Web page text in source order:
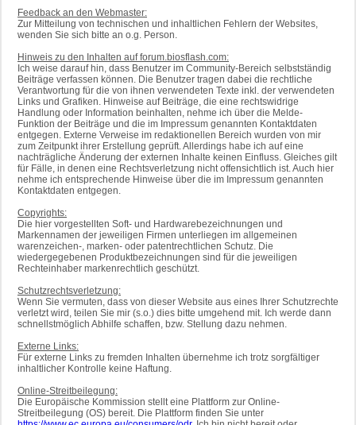
Feedback an den Webmaster:
Zur Mitteilung von technischen und inhaltlichen Fehlern der Websites,
wenden Sie sich bitte an o.g. Person.
Hinweis zu den Inhalten auf forum.biosflash.com:
Ich weise darauf hin, dass Benutzer im Community-Bereich selbstständig
Beiträge verfassen können. Die Benutzer tragen dabei die rechtliche
Verantwortung für die von ihnen verwendeten Texte inkl. der verwendeten
Links und Grafiken. Hinweise auf Beiträge, die eine rechtswidrige
Handlung oder Information beinhalten, nehme ich über die Melde-
Funktion der Beiträge und die im Impressum genannten Kontaktdaten
entgegen. Externe Verweise im redaktionellen Bereich wurden von mir
zum Zeitpunkt ihrer Erstellung geprüft. Allerdings habe ich auf eine
nachträgliche Änderung der externen Inhalte keinen Einfluss. Gleiches gilt
für Fälle, in denen eine Rechtsverletzung nicht offensichtlich ist. Auch hier
nehme ich entsprechende Hinweise über die im Impressum genannten
Kontaktdaten entgegen.
Copyrights:
Die hier vorgestellten Soft- und Hardwarebezeichnungen und
Markennamen der jeweiligen Firmen unterliegen im allgemeinen
warenzeichen-, marken- oder patentrechtlichen Schutz. Die
wiedergegebenen Produktbezeichnungen sind für die jeweiligen
Rechteinhaber markenrechtlich geschützt.
Schutzrechtsverletzung:
Wenn Sie vermuten, dass von dieser Website aus eines Ihrer Schutzrechte
verletzt wird, teilen Sie mir (s.o.) dies bitte umgehend mit. Ich werde dann
schnellstmöglich Abhilfe schaffen, bzw. Stellung dazu nehmen.
Externe Links:
Für externe Links zu fremden Inhalten übernehme ich trotz sorgfältiger
inhaltlicher Kontrolle keine Haftung.
Online-Streitbeilegung:
Die Europäische Kommission stellt eine Plattform zur Online-
Streitbeilegung (OS) bereit. Die Plattform finden Sie unter